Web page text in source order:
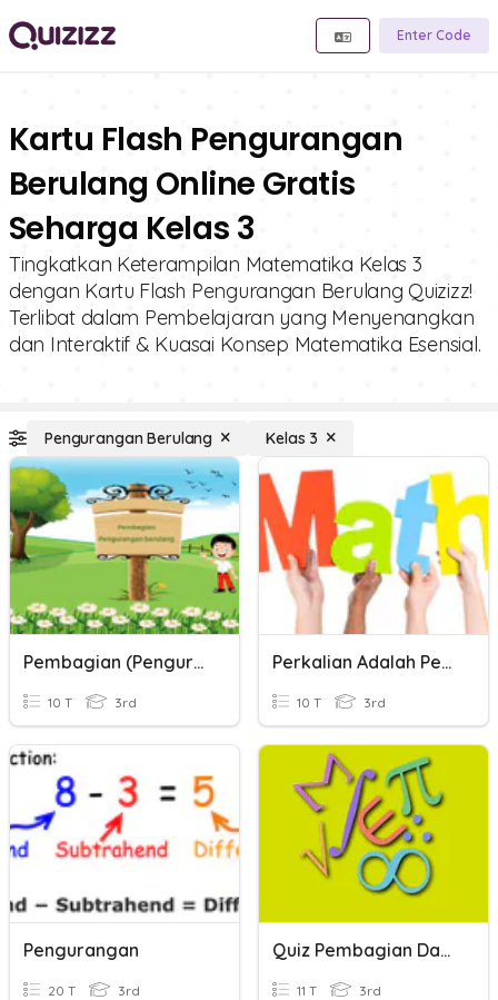
Enter Code
Kartu Flash Pengurangan
Berulang Online Gratis
Seharga Kelas 3
Tingkatkan Keterampilan Matematika Kelas 3
dengan Kartu Flash Pengurangan Berulang Quizizz!
Terlibat dalam Pembelajaran yang Menyenangkan
dan Interaktif & Kuasai Konsep Matematika Esensial.
Pengurangan Berulang Kelas 3
Pembagian (Pengurangan Berulang)
10 T 3rd
Perkalian Adalah Penjumlahan Berulang
10 T 3rd
Pengurangan
20 T 3rd
Quiz Pembagian Dan Pengurangan
11 T 3rd